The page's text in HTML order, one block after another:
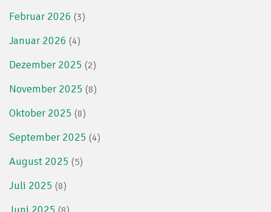
Februar 2026 (3)
Januar 2026 (4)
Dezember 2025 (2)
November 2025 (8)
Oktober 2025 (8)
September 2025 (4)
August 2025 (5)
Juli 2025 (8)